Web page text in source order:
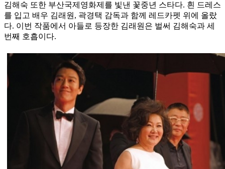
김해숙 또한 부산국제영화제를 빛낸 꽃중년 스타다. 흰 드레스
를 입고 배우 김래원, 곽경택 감독과 함께 레드카펫 위에 올랐
다. 이번 작품에서 아들로 등장한 김래원은 벌써 김해숙과 세
번째 호흡이다.